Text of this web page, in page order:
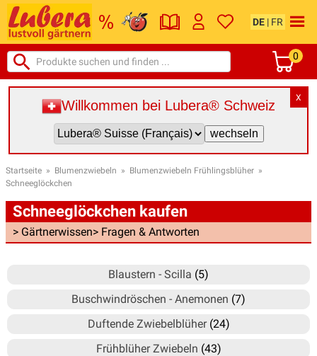
DE | FR
0
X
Willkommen bei Lubera® Schweiz
Startseite » Blumenzwiebeln » Blumenzwiebeln Frühlingsblüher »
Schneeglöckchen
Schneeglöckchen kaufen
> Gärtnerwissen> Fragen & Antworten
Blaustern - Scilla (5)
Buschwindröschen - Anemonen (7)
Duftende Zwiebelblüher(24)
Frühblüher Zwiebeln (43)